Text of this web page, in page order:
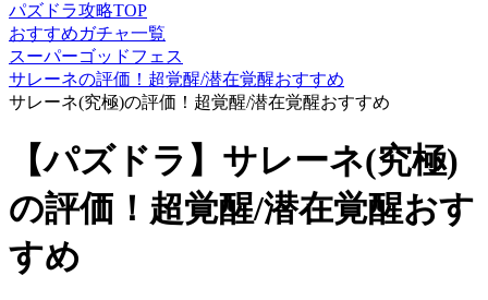
パズドラ攻略TOP
おすすめガチャ一覧
スーパーゴッドフェス
サレーネの評価！超覚醒/潜在覚醒おすすめ
サレーネ(究極)の評価！超覚醒/潜在覚醒おすすめ
【パズドラ】サレーネ(究極)
の評価！超覚醒/潜在覚醒おす
すめ